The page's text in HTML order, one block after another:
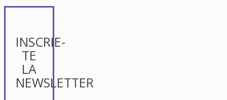
INSCRIE-
TE
LA
NEWSLETTER